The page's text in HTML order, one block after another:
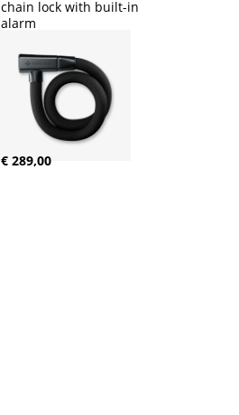
chain lock with built-in
alarm
€ 289,00